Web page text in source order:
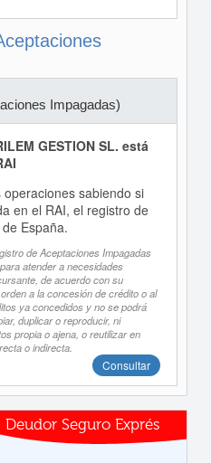
Impagadas)
GESTION SL. está
sabiendo si
en el RAI, el registro de
España.
de Aceptaciones Impagadas
atender a necesidades
de acuerdo con su
a la concesión de crédito o al
ya concedidos y no se podrá
duplicar o reproducir, ni
propia o ajena, o reutilizar en
o indirecta.
Consultar
Deudor Seguro Exprés